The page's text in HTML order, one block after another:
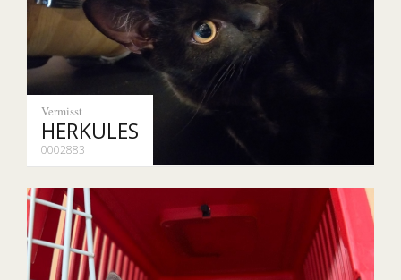
Vermisst
HERKULES
0002883